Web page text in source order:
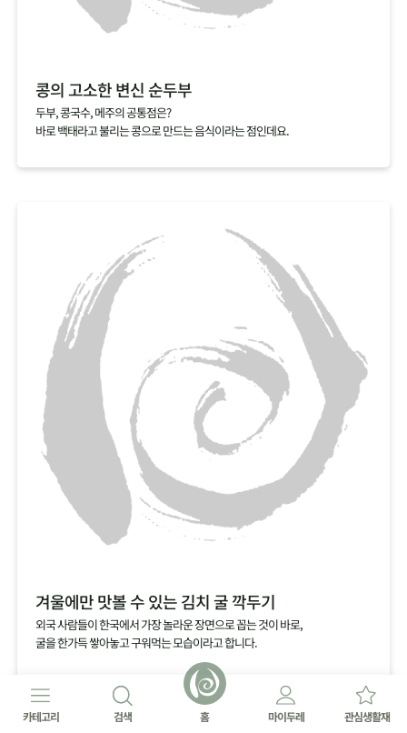
콩의 고소한 변신 순두부
두부, 콩국수, 메주의 공통점은?
바로 백태라고 불리는 콩으로 만드는 음식이라는 점인데요.
겨울에만 맛볼 수 있는 김치 굴 깍두기
외국 사람들이 한국에서 가장 놀라운 장면으로 꼽는 것이 바로,
굴을 한가득 쌓아놓고 구워먹는 모습이라고 합니다.
카테고리 검색 홈 마이두레 관심생활재